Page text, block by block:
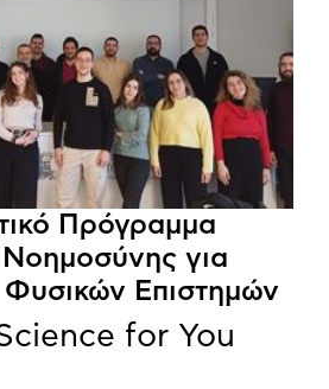
Πρόγραμμα
Νοημοσύνης για
Φυσικών Επιστημών
for You